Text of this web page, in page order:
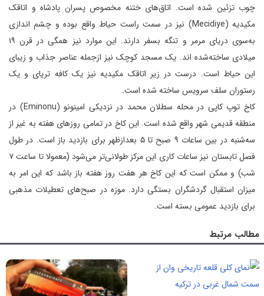
چوب تزئین شده است. اتاق‌های ختنه مخصوص پسران پادشاه و اتاقک
مکیدیه (Mecidiye) نیز در سمت راست حیاط واقع بوده و چشم ‌اندازی
به‌سوی دریای مرمر و تنگه بسفر دارند. این موارد نیز همگی در قرن ۱۹
میلادی ساخته‌شده اند. یک مسجد کوچک نیز ازجمله عناصر جذاب و زیبای
این حیاط است. درست در زیر اتاقک مکیدیه نیز یک کافه ‌تریای و یک
رستوران سلف ‌سرویس ساخته ‌شده است.
کاخ توپ کاپی در محله سطلان محمد در نزدیکی امینونو (Eminonu) در
منطقه قدیمی شهر واقع شده است. این کاخ در تمامی روزهای هفته به ‌غیر از
سه‌شنبه در بین ساعات ۹ صبح تا ۵ بعدازظهر برای بازدید باز است. در طول
فصل تابستان نیز ساعات کاری این مرکز طولانی‌تر می‌شود (معمولا تا ساعت ۷
شب) و ممکن است که این کاخ هر هفت روز هفته باز باشد که این امر به
میزان استقبال گردشگران بستگی دارد. موزه در صبح‌های تعطیلات مذهبی
برای بازدید عمومی بسته است.
مطالب مرتبط